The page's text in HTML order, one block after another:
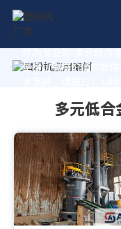
作为专业的 多元低合
量身定制高价值的粉
多元低